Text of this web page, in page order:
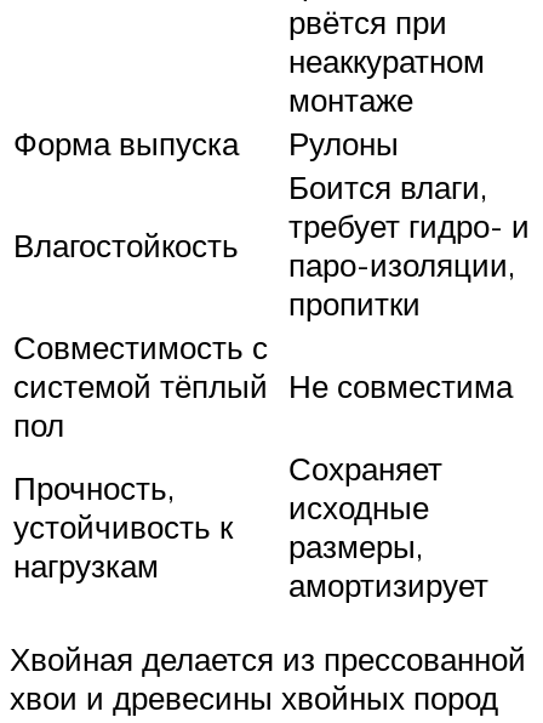
рвётся при
неаккуратном
монтаже
Форма выпуска
Рулоны
Влагостойкость
Боится влаги,
требует гидро- и
паро-изоляции,
пропитки
Совместимость с
системой тёплый
пол
Не совместима
Прочность,
устойчивость к
нагрузкам
Сохраняет
исходные
размеры,
амортизирует
Хвойная делается из прессованной
хвои и древесины хвойных пород